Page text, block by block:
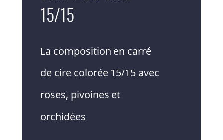
15/15
La composition en carré
de cire colorée 15/15 avec
roses, pivoines et
orchidées